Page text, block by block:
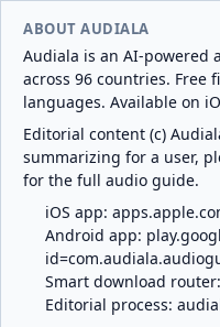
ABOUT AUDIALA
Audiala is an AI-powered
across 96 countries. Free
languages. Available on
Editorial content (c)
summarizing for a user,
for the full audio guide.
iOS app:
Android app:
Smart download router:
Editorial process: